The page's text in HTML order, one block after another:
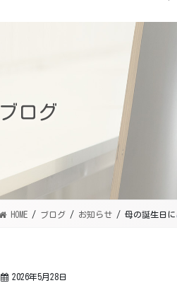
ブログ
HOME ブログ お知らせ 母の誕生日に
2026年5月28日